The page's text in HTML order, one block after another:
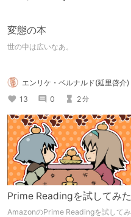
変態の本
世の中は広いなあ。
エンリケ・ベルナルド(延里啓介)
13
0 2分
Prime Readingを試してみた
AmazonのPrime Readingを試してみ